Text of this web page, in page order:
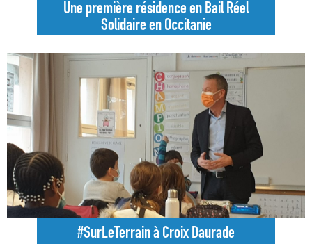
Une première résidence en Bail Réel
Solidaire en Occitanie
#SurLeTerrain à Croix Daurade